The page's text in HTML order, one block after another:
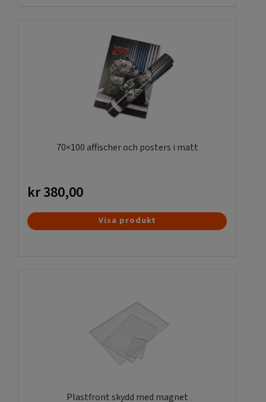
varianter.
De
olika
alternativen
kan
väljas
70×100 affischer och posters i matt
kr380,00
Visa produkt
Plastfront skydd med magnet